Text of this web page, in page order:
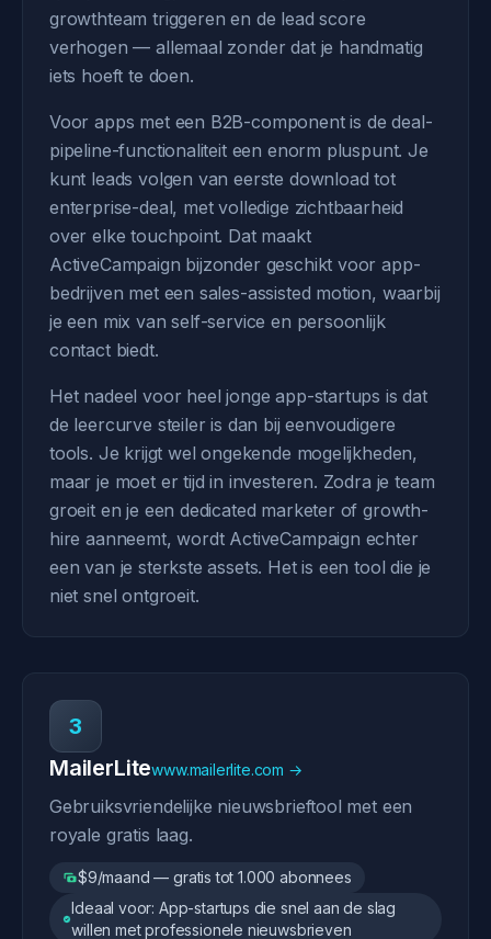
growthteam triggeren en de lead score
verhogen — allemaal zonder dat je handmatig
iets hoeft te doen.
Voor apps met een B2B-component is de deal-
pipeline-functionaliteit een enorm pluspunt. Je
kunt leads volgen van eerste download tot
enterprise-deal, met volledige zichtbaarheid
over elke touchpoint. Dat maakt
ActiveCampaign bijzonder geschikt voor app-
bedrijven met een sales-assisted motion, waarbij
je een mix van self-service en persoonlijk
contact biedt.
Het nadeel voor heel jonge app-startups is dat
de leercurve steiler is dan bij eenvoudigere
tools. Je krijgt wel ongekende mogelijkheden,
maar je moet er tijd in investeren. Zodra je team
groeit en je een dedicated marketer of growth-
hire aanneemt, wordt ActiveCampaign echter
een van je sterkste assets. Het is een tool die je
niet snel ontgroeit.
3
MailerLitewww.mailerlite.com →
Gebruiksvriendelijke nieuwsbrieftool met een
royale gratis laag.
$9/maand — gratis tot 1.000 abonnees
Ideaal voor: App-startups die snel aan de slag
willen met professionele nieuwsbrieven